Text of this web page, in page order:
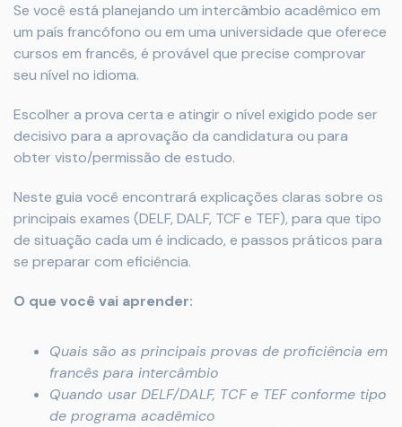
Se você está planejando um intercâmbio acadêmico em
um país francófono ou em uma universidade que oferece
cursos em francês, é provável que precise comprovar
seu nível no idioma.
Escolher a prova certa e atingir o nível exigido pode ser
decisivo para a aprovação da candidatura ou para
obter visto/permissão de estudo.
Neste guia você encontrará explicações claras sobre os
principais exames (DELF, DALF, TCF e TEF), para que tipo
de situação cada um é indicado, e passos práticos para
se preparar com eficiência.
O que você vai aprender:
Quais são as principais provas de proficiência em
francês para intercâmbio
Quando usar DELF/DALF, TCF e TEF conforme tipo
de programa acadêmico